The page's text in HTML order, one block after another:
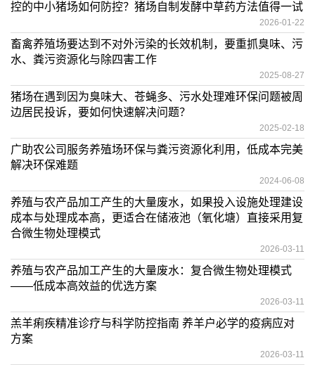
控的中小猪场如何防控？猪场自制发酵中草药方法值得一试
2026-01-22
畜禽养殖场要达到不对外污染的长效机制，要重抓臭味、污
水、粪污资源化与除四害工作
2025-08-27
猪场在遇到因为臭味大、苍蝇多、污水处理难环保问题被周
边居民投诉，要如何快速解决问题？
2025-02-18
广助农公司服务养殖场环保与粪污资源化利用，低成本完美
解决环保难题
2024-06-08
养殖与农产品加工产生的大量废水，如果投入设施处理建设
成本与处理成本高，更适合在储液池（氧化塘）直接采用复
合微生物处理模式
2026-03-11
养殖与农产品加工产生的大量废水：复合微生物处理模式
——低成本高效益的优选方案
2026-03-11
羔羊痢疾精准诊疗与科学防控指南 养羊户必学的疫病应对
方案
2026-03-11